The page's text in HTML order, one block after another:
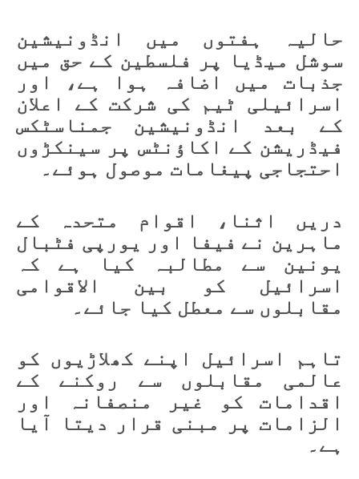
حالیہ ہفتوں میں انڈونیشین
سوشل میڈیا پر فلسطین کے حق میں
جذبات میں اضافہ ہوا ہے، اور
اسرائیلی ٹیم کی شرکت کے اعلان
کے بعد انڈونیشین جمناسٹکس
فیڈریشن کے اکاؤنٹس پر سینکڑوں
احتجاجی پیغامات موصول ہوئے۔
دریں اثنا، اقوام متحدہ کے
ماہرین نے فیفا اور یورپی فٹبال
یونین سے مطالبہ کیا ہے کہ
اسرائیل کو بین الاقوامی
مقابلوں سے معطل کیا جائے۔
تاہم اسرائیل اپنے کھلاڑیوں کو
عالمی مقابلوں سے روکنے کے
اقدامات کو غیر منصفانہ اور
الزامات پر مبنی قرار دیتا آیا
ہے۔